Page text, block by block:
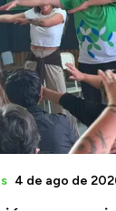
4 de ago de